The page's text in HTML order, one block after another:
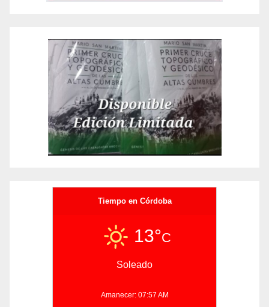
Tiempo en Córdoba
13°C
Soleado
Amanecer: 07:57 AM